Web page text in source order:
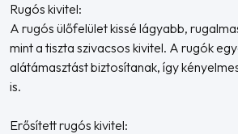
Rugós kivitel:
A rugós ülőfelület kissé lágyabb,
mint a tiszta szivacsos kivitel. A rugók
alátámasztást biztosítanak, így
is.
Erősített rugós kivitel: